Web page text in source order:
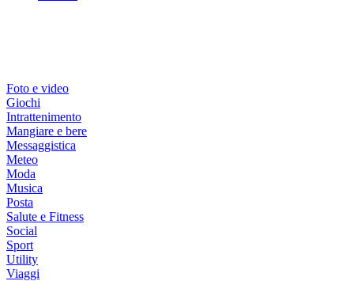
Foto e video
Giochi
Intrattenimento
Mangiare e bere
Messaggistica
Meteo
Moda
Musica
Posta
Salute e Fitness
Social
Sport
Utility
Viaggi